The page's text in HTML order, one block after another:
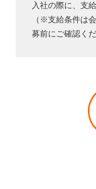
入社の際に、支
（※支給条件は
募前にご確認くだ